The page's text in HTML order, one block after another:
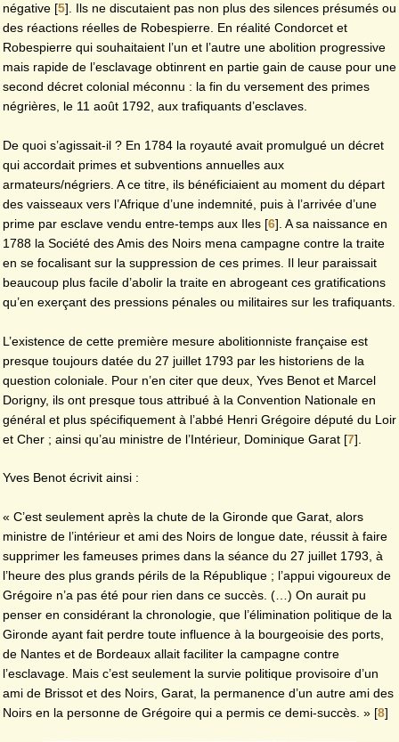
négative [5]. Ils ne discutaient pas non plus des silences présumés ou
des réactions réelles de Robespierre. En réalité Condorcet et
Robespierre qui souhaitaient l’un et l’autre une abolition progressive
mais rapide de l’esclavage obtinrent en partie gain de cause pour une
second décret colonial méconnu : la fin du versement des primes
négrières, le 11 août 1792, aux trafiquants d’esclaves.
De quoi s’agissait-il ? En 1784 la royauté avait promulgué un décret
qui accordait primes et subventions annuelles aux
armateurs/négriers. A ce titre, ils bénéficiaient au moment du départ
des vaisseaux vers l’Afrique d’une indemnité, puis à l’arrivée d’une
prime par esclave vendu entre-temps aux Iles [6] . A sa naissance en
1788 la Société des Amis des Noirs mena campagne contre la traite
en se focalisant sur la suppression de ces primes. Il leur paraissait
beaucoup plus facile d’abolir la traite en abrogeant ces gratifications
qu’en exerçant des pressions pénales ou militaires sur les trafiquants.
L’existence de cette première mesure abolitionniste française est
presque toujours datée du 27 juillet 1793 par les historiens de la
question coloniale. Pour n’en citer que deux, Yves Benot et Marcel
Dorigny, ils ont presque tous attribué à la Convention Nationale en
général et plus spécifiquement à l’abbé Henri Grégoire député du Loir
et Cher ; ainsi qu’au ministre de l’Intérieur, Dominique Garat [7]
Yves Benot écrivit ainsi :
« C’est seulement après la chute de la Gironde que Garat, alors
ministre de l’intérieur et ami des Noirs de longue date, réussit à faire
supprimer les fameuses primes dans la séance du 27 juillet 1793, à
l’heure des plus grands périls de la République ; l’appui vigoureux de
Grégoire n’a pas été pour rien dans ce succès. (…) On aurait pu
penser en considérant la chronologie, que l’élimination politique de la
Gironde ayant fait perdre toute influence à la bourgeoisie des ports,
de Nantes et de Bordeaux allait faciliter la campagne contre
l’esclavage. Mais c’est seulement la survie politique provisoire d’un
ami de Brissot et des Noirs, Garat, la permanence d’un autre ami des
Noirs en la personne de Grégoire qui a permis ce demi-succès. » [8]